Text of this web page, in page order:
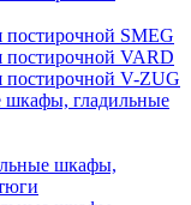
постирочной SMEG
постирочной VARD
постирочной V-ZUG
шкафы, гладильные
шкафы,